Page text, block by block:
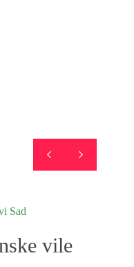
Sad
vile